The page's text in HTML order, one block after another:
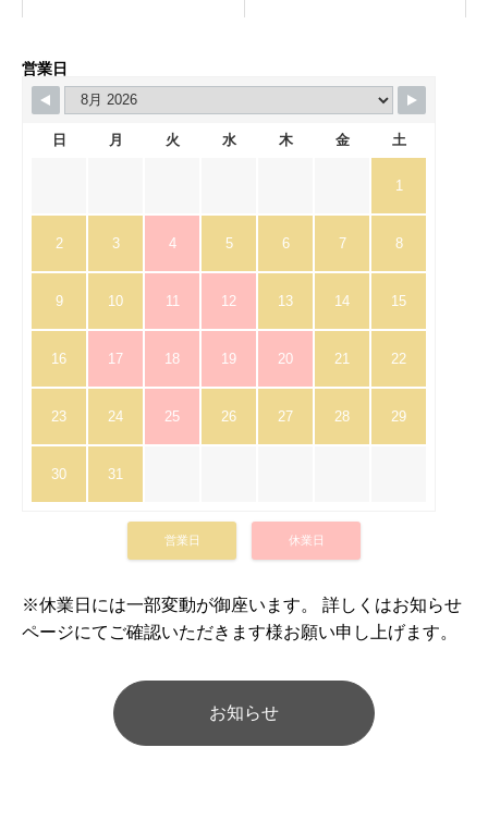
営業日
日 月 火 水 木 金 土
1
2 3 4 5 6 7 8
9 10 11 12 13 14 15
16 17 18 19 20 21 22
23 24 25 26 27 28 29
30 31
営業日 休業日
※休業日には一部変動が御座います。 詳しくはお知らせ
ページにてご確認いただきます様お願い申し上げます。
お知らせ